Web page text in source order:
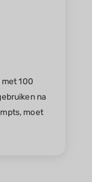
100
na
moet